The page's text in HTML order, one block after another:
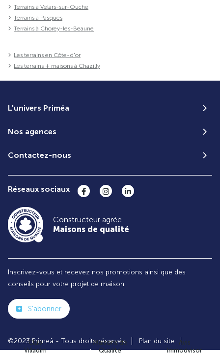
Club
Villadim
Maisons de
Qualité
Avis
Immodvisor
Terrains à Velars-sur-Ouche
Terrains à Pasques
Terrains à Chorey-les-Beaune
Les terrains en Côte-d'or
Les terrains + maisons à Chazilly
L'univers Priméa
Nos agences
Contactez-nous
Réseaux sociaux
Constructeur agrée
Maisons de qualité
Inscrivez-vous et recevez nos promotions ainsi que des
conseils pour votre projet de maison
S'abonner
©2023 Primeâ - Tous droits réservés
Plan du site